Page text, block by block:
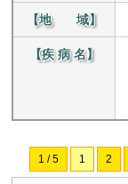
【地 域】
【疾 病 名】
1 / 5 1 2